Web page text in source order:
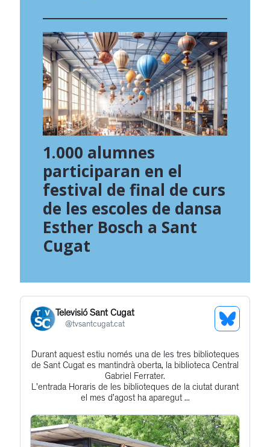
1.000 alumnes
participaran en el
festival de final de curs
de les escoles de dansa
Esther Bosch a Sant
Cugat
Televisió Sant Cugat
@tvsantcugat.cat
See
Profile
Get
to
this
post
Durant aquest estiu només una de les tres biblioteques
de Sant Cugat es mantindrà oberta, la biblioteca Central
Gabriel Ferrater.
L'entrada Horaris de les biblioteques de la ciutat durant
el mes d’agost ha aparegut ...